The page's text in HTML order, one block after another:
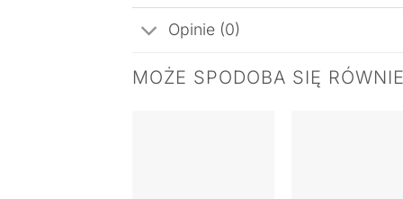
Opinie (0)
MOŻE SPODOBA SIĘ